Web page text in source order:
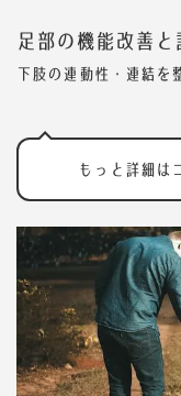
足部の機能改善と
下肢の連動性・連結を
もっと詳細は